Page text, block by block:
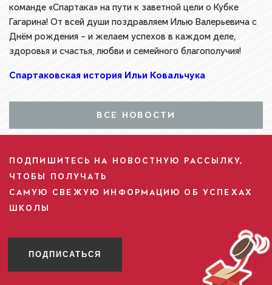
команде «Спартака» на пути к заветной цели о Кубке
Гагарина! От всей души поздравляем Илью Валерьевича с
Днём рождения – и желаем успехов в каждом деле,
здоровья и счастья, любви и семейного благополучия!
Спартаковская история Ильи Ковальчука
ВСЕ НОВОСТИ
ПОДПИШИТЕСЬ НА НОВОСТНУЮ РАССЫЛКУ,
ЧТОБЫ ПОЛУЧАТЬ
САМУЮ СВЕЖУЮ ИНФОРМАЦИЮ ОБ УСПЕХАХ
ШКОЛЫ
ПОДПИСАТЬСЯ